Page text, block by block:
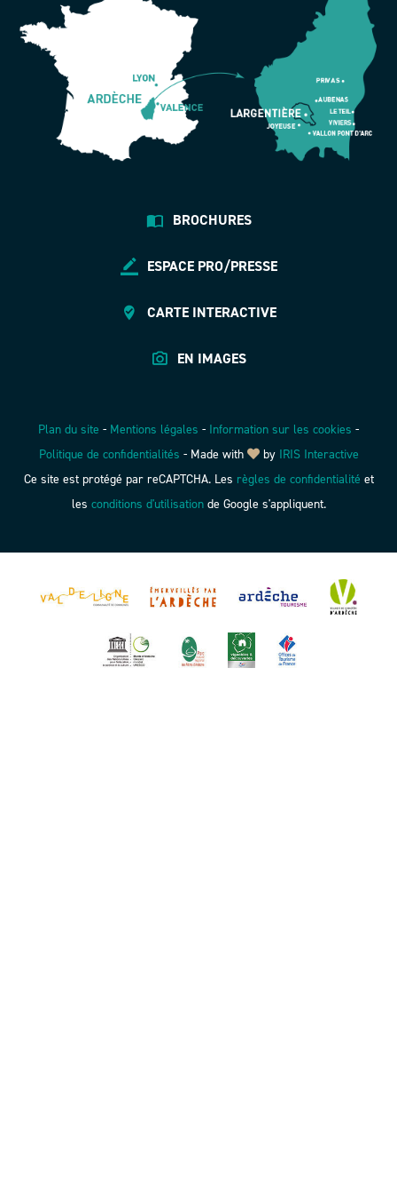
BROCHURES
ESPACE PRO/PRESSE
CARTE INTERACTIVE
EN IMAGES
Plan du site - Mentions légales - Information sur les cookies -
Politique de confidentialités -Made with by IRIS Interactive
Ce site est protégé par reCAPTCHA. Les règles de confidentialité et
les conditions d'utilisationde Google s'appliquent.